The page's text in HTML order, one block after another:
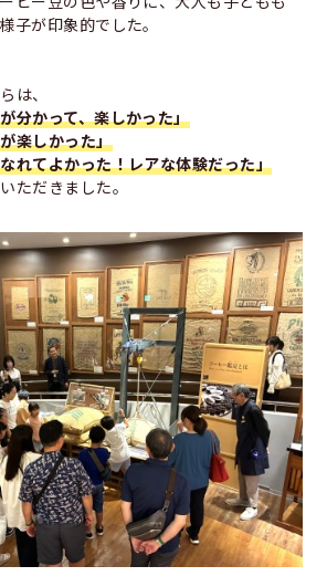
子が印象的でした。
は、
分かって、楽しかった」
楽しかった」
れてよかった！レアな体験だった」
ただきました。